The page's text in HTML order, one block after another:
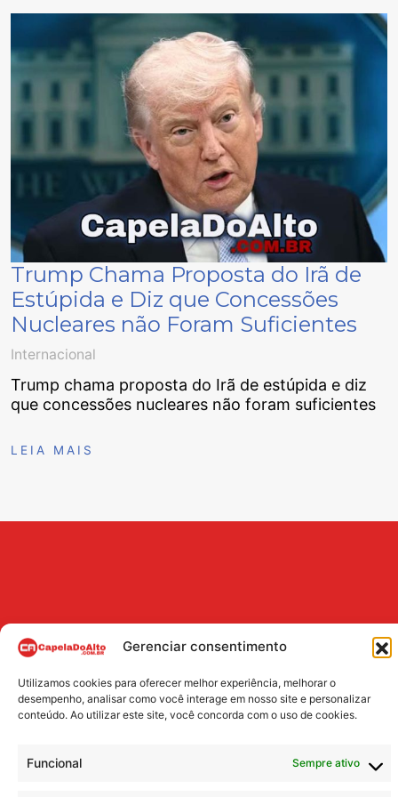
Gerenciar consentimento
Utilizamos cookies para oferecer melhor experiência, melhorar o
desempenho, analisar como você interage em nosso site e personalizar
conteúdo. Ao utilizar este site, você concorda com o uso de cookies.
Funcional Sempre ativo
Trump Chama Proposta do Irã de
Estúpida e Diz que Concessões
Nucleares não Foram Suficientes
Internacional
Trump chama proposta do Irã de estúpida e diz
que concessões nucleares não foram suficientes
LEIA MAIS
BUSCA
Search